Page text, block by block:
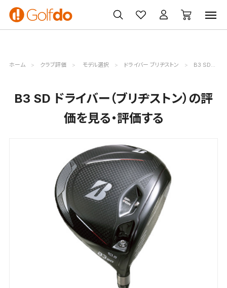
ゴルフ
クラブ
ゴルフ用品
買取
無料査定
クーポン
一覧
ホーム クラブ評価 モデル選択 ドライバー ブリヂストン B3 SD評価詳細
B3 SD ドライバー（ブリヂストン）の評
価を見る・評価する